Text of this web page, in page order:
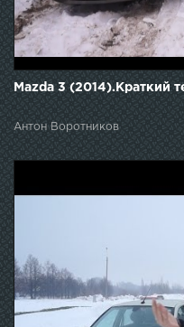
Mazda 3 (2014).Краткий
Антон Воротников